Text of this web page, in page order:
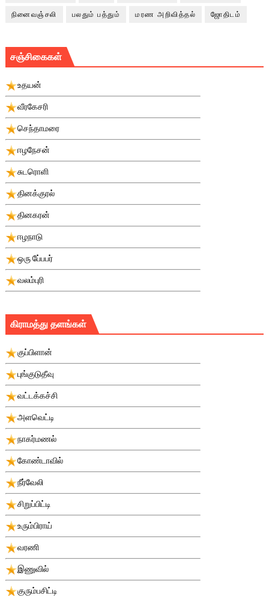
நினைவஞ்சலி பலதும் பத்தும் மரண அறிவித்தல் ஜோதிடம்
சஞ்சிகைகள்
உதயன்
வீரகேசரி
செந்தாமரை
ஈழநேசன்
சுடரொளி
தினக்குரல்
தினகரன்
ஈழநாடு
ஒரு பே்பபர்
வலம்புரி
கிராமத்து தளங்கள்
குப்பிளான்
புங்குடுதீவு
வட்டக்கச்சி
அளவெட்டி
நாகர்மணல்
கோண்டாவில்
நீர்வேலி
சிறுப்பிட்டி
உரும்பிராய்
வரணி
இணுவில்
குரும்பசிட்டி